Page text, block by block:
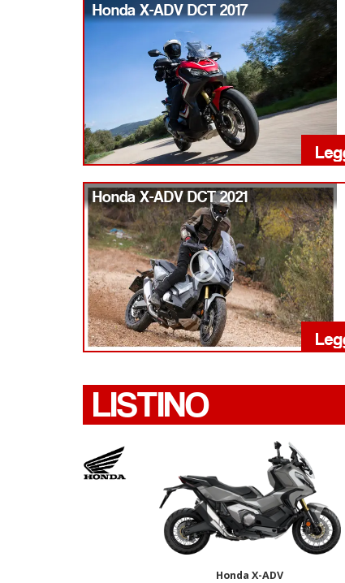
Honda X-ADV DCT 2017
Honda X-ADV DCT 2021
LISTINO
Honda X-ADV